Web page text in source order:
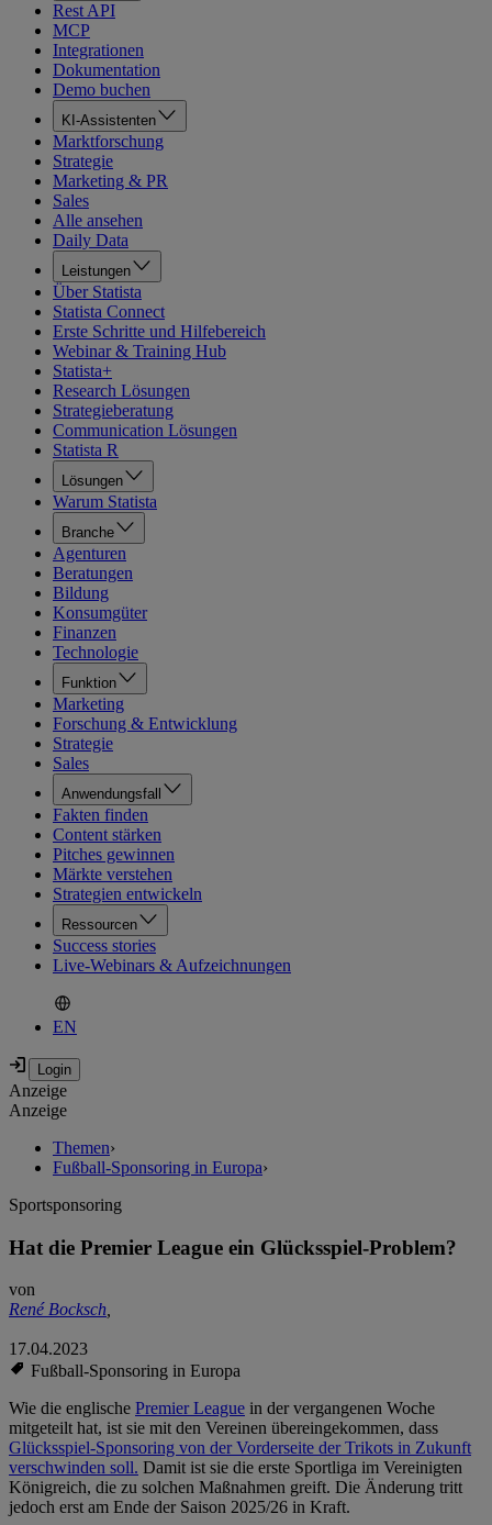
Rest API
MCP
Integrationen
Dokumentation
Demo buchen
KI-Assistenten
Marktforschung
Strategie
Marketing & PR
Sales
Alle ansehen
Daily Data
Leistungen
Über Statista
Statista Connect
Erste Schritte und Hilfebereich
Webinar & Training Hub
Statista+
Research Lösungen
Strategieberatung
Communication Lösungen
Statista R
Lösungen
Warum Statista
Branche
Agenturen
Beratungen
Bildung
Konsumgüter
Finanzen
Technologie
Funktion
Marketing
Forschung & Entwicklung
Strategie
Sales
Anwendungsfall
Fakten finden
Content stärken
Pitches gewinnen
Märkte verstehen
Strategien entwickeln
Ressourcen
Success stories
Live-Webinars & Aufzeichnungen
EN
Anzeige
Anzeige
Themen›
Fußball-Sponsoring in Europa›
Sportsponsoring
Hat die Premier League ein Glücksspiel-Problem?
von
René Bocksch,
17.04.2023
Fußball-Sponsoring in Europa
Wie die englische Premier League in der vergangenen Woche
mitgeteilt hat, ist sie mit den Vereinen übereingekommen, dass
Glücksspiel-Sponsoring von der Vorderseite der Trikots in Zukunft
verschwinden soll. Damit ist sie die erste Sportliga im Vereinigten
Königreich, die zu solchen Maßnahmen greift. Die Änderung tritt
jedoch erst am Ende der Saison 2025/26 in Kraft.